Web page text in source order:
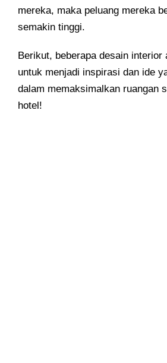
mereka, maka peluang mereka
semakin tinggi.
Berikut, beberapa desain interior
untuk menjadi inspirasi dan ide
dalam memaksimalkan ruangan
hotel!